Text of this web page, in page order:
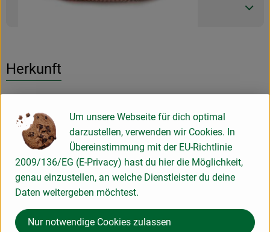
Produktdatenblatt
Herkunft
Spanien
Weiling GmbH
D 48653 Coesfeld
www.weiling.de
(Daten von Ecoinform)
Um unsere Webseite für dich optimal
darzustellen, verwenden wir Cookies. In
Übereinstimmung mit der EU-Richtlinie
2009/136/EG (E-Privacy) hast du hier die Möglichkeit,
genau einzustellen, an welche Dienstleister du deine
Daten weitergeben möchtest.
Nur notwendige Cookies zulassen